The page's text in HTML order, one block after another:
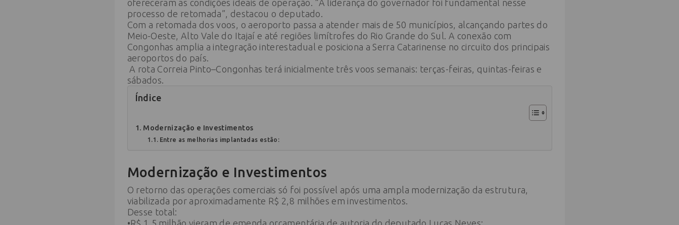
ofereceram as condições ideais de operação. “A liderança do governador foi fundamental nesse
processo de retomada”, destacou o deputado.
Com a retomada dos voos, o aeroporto passa a atender mais de 50 municípios, alcançando partes do
Meio-Oeste, Alto Vale do Itajaí e até regiões limítrofes do Rio Grande do Sul. A conexão com
Congonhas amplia a integração interestadual e posiciona a Serra Catarinense no circuito dos principais
aeroportos do país.
A rota Correia Pinto–Congonhas terá inicialmente três voos semanais: terças-feiras, quintas-feiras e
sábados.
Índice
Modernização e Investimentos
Entre as melhorias implantadas estão:
Modernização e Investimentos
O retorno das operações comerciais só foi possível após uma ampla modernização da estrutura,
viabilizada por aproximadamente R$ 2,8 milhões em investimentos.
Desse total:
•R$ 1,5 milhão vieram de emenda orçamentária de autoria do deputado Lucas Neves;